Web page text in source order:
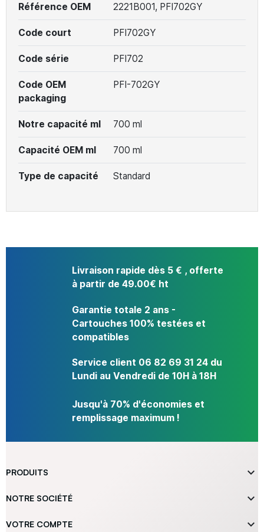
Référence OEM 2221B001, PFI702GY
Code court PFI702GY
Code série PFI702
Code OEM
packaging
PFI-702GY
Notre capacité ml 700 ml
Capacité OEM ml 700 ml
Type de capacité Standard
Livraison rapide dès 5 € , offerte
à partir de 49.00€ ht
Garantie totale 2 ans -
Cartouches 100% testées et
compatibles
Service client 06 82 69 31 24 du
Lundi au Vendredi de 10H à 18H
Jusqu'à 70% d'économies et
remplissage maximum !
PRODUITS 
NOTRE SOCIÉTÉ 
VOTRE COMPTE 